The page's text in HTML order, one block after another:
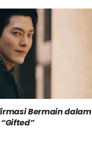
Bermain dalam